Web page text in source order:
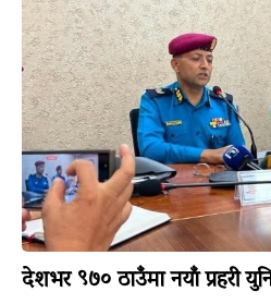
देशभर ९७० ठाउँमा नयाँ प्रहरी